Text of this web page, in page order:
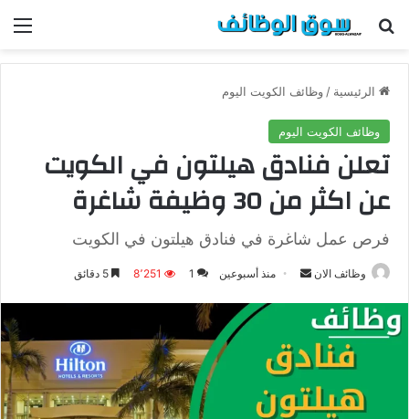
بحث عن
الرئيسية /وظائف الكويت اليوم
وظائف الكويت اليوم
تعلن فنادق هيلتون في الكويت
عن اكثر من 30 وظيفة شاغرة
فرص عمل شاغرة في فنادق هيلتون في الكويت
وظائف الان
ب
ي
منذ أسبوعين 1 8٬251